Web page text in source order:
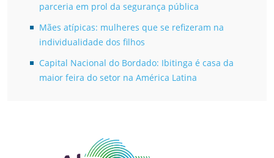
parceria em prol da segurança pública
Mães atípicas: mulheres que se refizeram na
individualidade dos filhos
Capital Nacional do Bordado: Ibitinga é casa da
maior feira do setor na América Latina